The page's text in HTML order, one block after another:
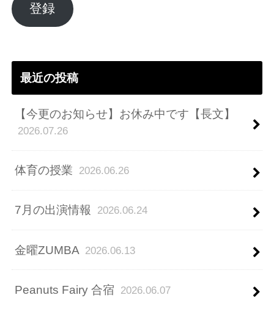
ア
ド
登録
最近の投稿
【今更のお知らせ】お休み中です【長文】
2026.07.26
体育の授業 2026.06.26
7月の出演情報 2026.06.24
金曜ZUMBA 2026.06.13
Peanuts Fairy 合宿 2026.06.07